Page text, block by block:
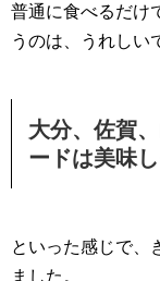
普通に食べるだけ
うのは、うれしい
大分、佐賀
ードは美味し
といった感じで、
ました。